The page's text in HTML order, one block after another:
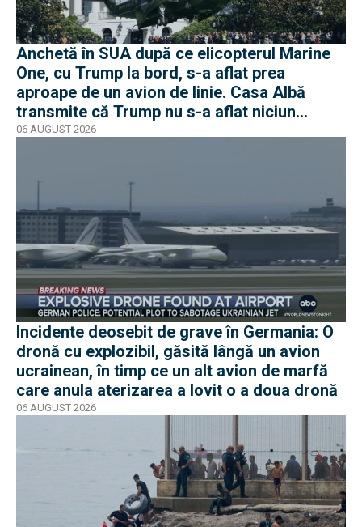
Anchetă în SUA după ce elicopterul Marine
One, cu Trump la bord, s-a aflat prea
aproape de un avion de linie. Casa Albă
transmite că Trump nu s-a aflat niciun
moment în pericol
06 AUGUST 2026
Incidente deosebit de grave în Germania: O
dronă cu explozibil, găsită lângă un avion
ucrainean, în timp ce un alt avion de marfă
care anula aterizarea a lovit o a doua dronă
06 AUGUST 2026